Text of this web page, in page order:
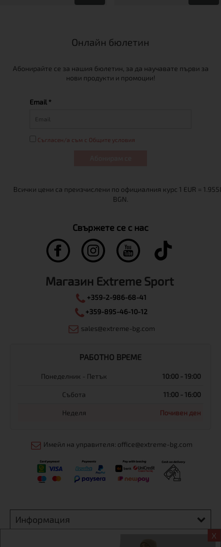
X
Онлайн бюлетин
Абонирайте се за нашия бюлетин, за да научавате първи за
нови продукти и промоции!
Email *
Съгласен/а съм с Общите условия
Свържете се с нас
Магазин Extreme Sport
+359-2-986-68-41
+359-895-46-10-12
sales@extreme-bg.com
РАБОТНО ВРЕМЕ
Понеделник - Петък 10:00 - 19:00
Събота 11:00 - 16:00
Неделя Почивен ден
Имейл на управителя: office@extreme-bg.com
Информация
Екстрем спорт ЕООД, BG131452613, административен адрес